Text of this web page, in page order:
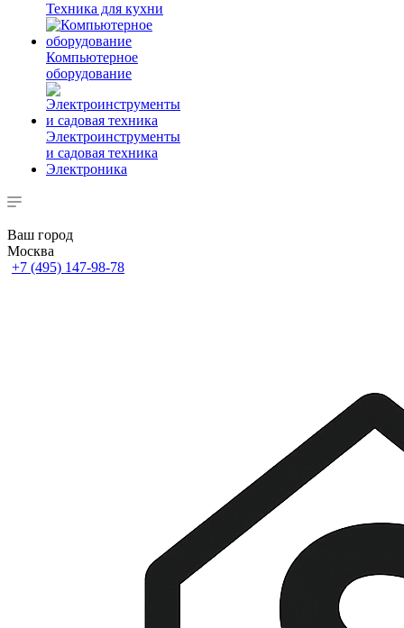
Техника для кухни
Компьютерное
оборудование
Электроинструменты
и садовая техника
Электроника
Ваш город
Москва
+7 (495) 147-98-78